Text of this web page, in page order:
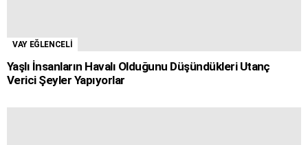
VAY EĞLENCELİ
Yaşlı İnsanların Havalı Olduğunu Düşündükleri Utanç
Verici Şeyler Yapıyorlar